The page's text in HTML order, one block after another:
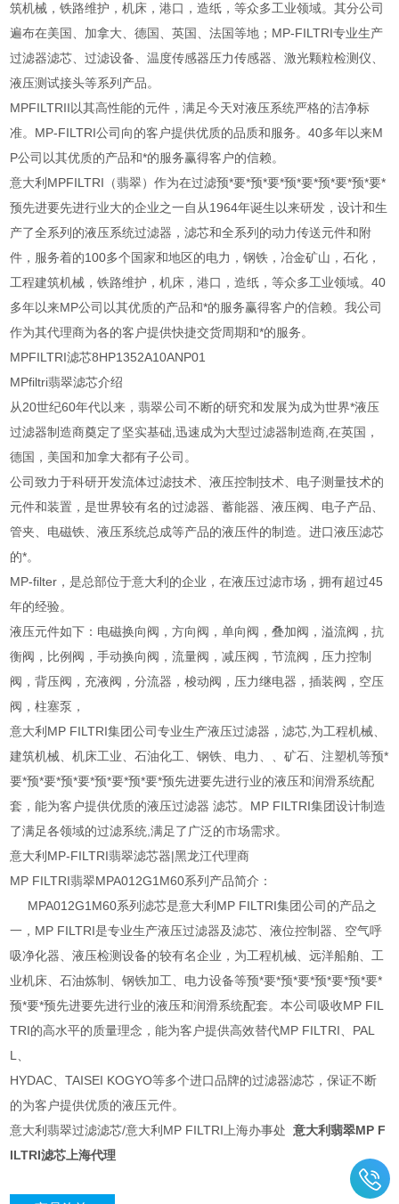
筑机械，铁路维护，机床，港口，造纸，等众多工业领域。其分公司
遍布在美国、加拿大、德国、英国、法国等地；MP-FILTRI专业生产
过滤器滤芯、过滤设备、温度传感器压力传感器、激光颗粒检测仪、
液压测试接头等系列产品。
MPFILTRII以其高性能的元件，满足今天对液压系统严格的洁净标
准。MP-FILTRI公司向的客户提供优质的品质和服务。40多年以来M
P公司以其优质的产品和*的服务赢得客户的信赖。
意大利MPFILTRI（翡翠）作为在过滤预*要*预*要*预*要*预*要*预*要*
预先进要先进行业大的企业之一自从1964年诞生以来研发，设计和生
产了全系列的液压系统过滤器，滤芯和全系列的动力传送元件和附
件，服务着的100多个国家和地区的电力，钢铁，冶金矿山，石化，
工程建筑机械，铁路维护，机床，港口，造纸，等众多工业领域。40
多年以来MP公司以其优质的产品和*的服务赢得客户的信赖。我公司
作为其代理商为各的客户提供快捷交货周期和*的服务。
MPFILTRI滤芯8HP1352A10ANP01
MPfiltri翡翠滤芯介绍
从20世纪60年代以来，翡翠公司不断的研究和发展为成为世界*液压
过滤器制造商奠定了坚实基础,迅速成为大型过滤器制造商,在英国，
德国，美国和加拿大都有子公司。
公司致力于科研开发流体过滤技术、液压控制技术、电子测量技术的
元件和装置，是世界较有名的过滤器、蓄能器、液压阀、电子产品、
管夹、电磁铁、液压系统总成等产品的液压件的制造。进口液压滤芯
的*。
MP-filter，是总部位于意大利的企业，在液压过滤市场，拥有超过45
年的经验。
液压元件如下：电磁换向阀，方向阀，单向阀，叠加阀，溢流阀，抗
衡阀，比例阀，手动换向阀，流量阀，减压阀，节流阀，压力控制
阀，背压阀，充液阀，分流器，梭动阀，压力继电器，插装阀，空压
阀，柱塞泵，
意大利MP FILTRI集团公司专业生产液压过滤器，滤芯,为工程机械、
建筑机械、机床工业、石油化工、钢铁、电力、、矿石、注塑机等预*
要*预*要*预*要*预*要*预*要*预先进要先进行业的液压和润滑系统配
套，能为客户提供优质的液压过滤器 滤芯。MP FILTRI集团设计制造
了满足各领域的过滤系统,满足了广泛的市场需求。
意大利MP-FILTRI翡翠滤芯器|黑龙江代理商
MP FILTRI翡翠MPA012G1M60系列产品简介：
MPA012G1M60系列滤芯是意大利MP FILTRI集团公司的产品之
一，MP FILTRI是专业生产液压过滤器及滤芯、液位控制器、空气呼
吸净化器、液压检测设备的较有名企业，为工程机械、远洋船舶、工
业机床、石油炼制、钢铁加工、电力设备等预*要*预*要*预*要*预*要*
预*要*预先进要先进行业的液压和润滑系统配套。本公司吸收MP FIL
TRI的高水平的质量理念，能为客户提供高效替代MP FILTRI、PAL
L、
HYDAC、TAISEI KOGYO等多个进口品牌的过滤器滤芯，保证不断
的为客户提供优质的液压元件。
意大利翡翠过滤滤芯/意大利MP FILTRI上海办事处 意大利翡翠MP F
ILTRI滤芯上海代理